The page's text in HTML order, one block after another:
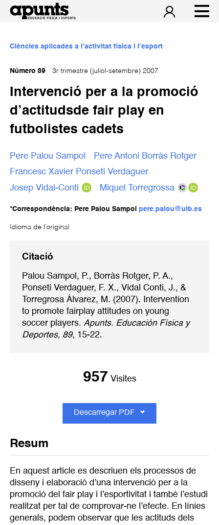
Ciències aplicades a l’activitat física i l’esport
Número 89 3r trimestre (juliol-setembre) 2007
Intervenció per a la promoció
d’actitudsde fair play en
futbolistes cadets
Pere Palou Sampol
Pere Antoni Borràs Rotger
Francesc Xavier Ponseti Verdaguer
Josep Vidal-Conti
Miquel Torregrossa
*Correspondència: Pere Palou Sampol pere.palou@uib.es
Idioma de l’original
Citació
Palou Sampol, P., Borràs Rotger, P. A.,
Ponseti Verdaguer, F. X., Vidal Conti, J., &
Torregrosa Álvarez, M. (2007). Intervention
to promote fairplay attitudes on young
soccer players. Apunts. Educación Física y
Deportes, 89, 15-22.
957 Visites
Descarregar PDF
Resum
En aquest article es descriuen els processos de
disseny i elaboració d’una intervenció per a la
promoció del fair play i l’esportivitat i també l’estudi
realitzat per tal de comprovar-ne l’efecte. En línies
generals, podem observar que les actituds dels